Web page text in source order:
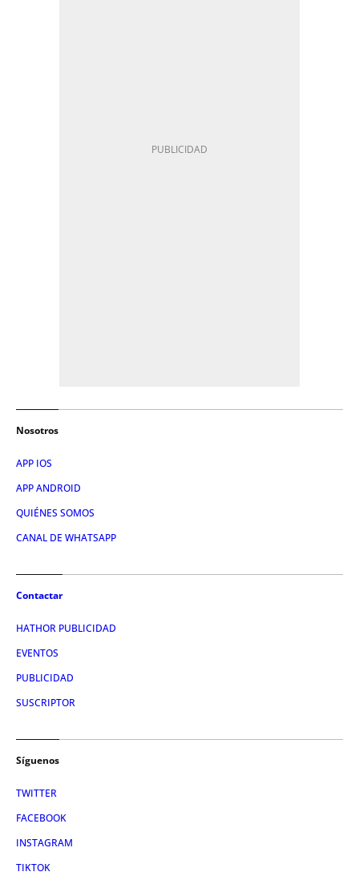
Nosotros
APP IOS
APP ANDROID
QUIÉNES SOMOS
CANAL DE WHATSAPP
Contactar
HATHOR PUBLICIDAD
EVENTOS
PUBLICIDAD
SUSCRIPTOR
Síguenos
TWITTER
FACEBOOK
INSTAGRAM
TIKTOK